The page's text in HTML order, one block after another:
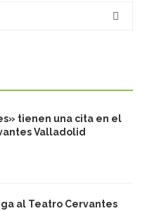
tienen una cita en el
Valladolid
al Teatro Cervantes